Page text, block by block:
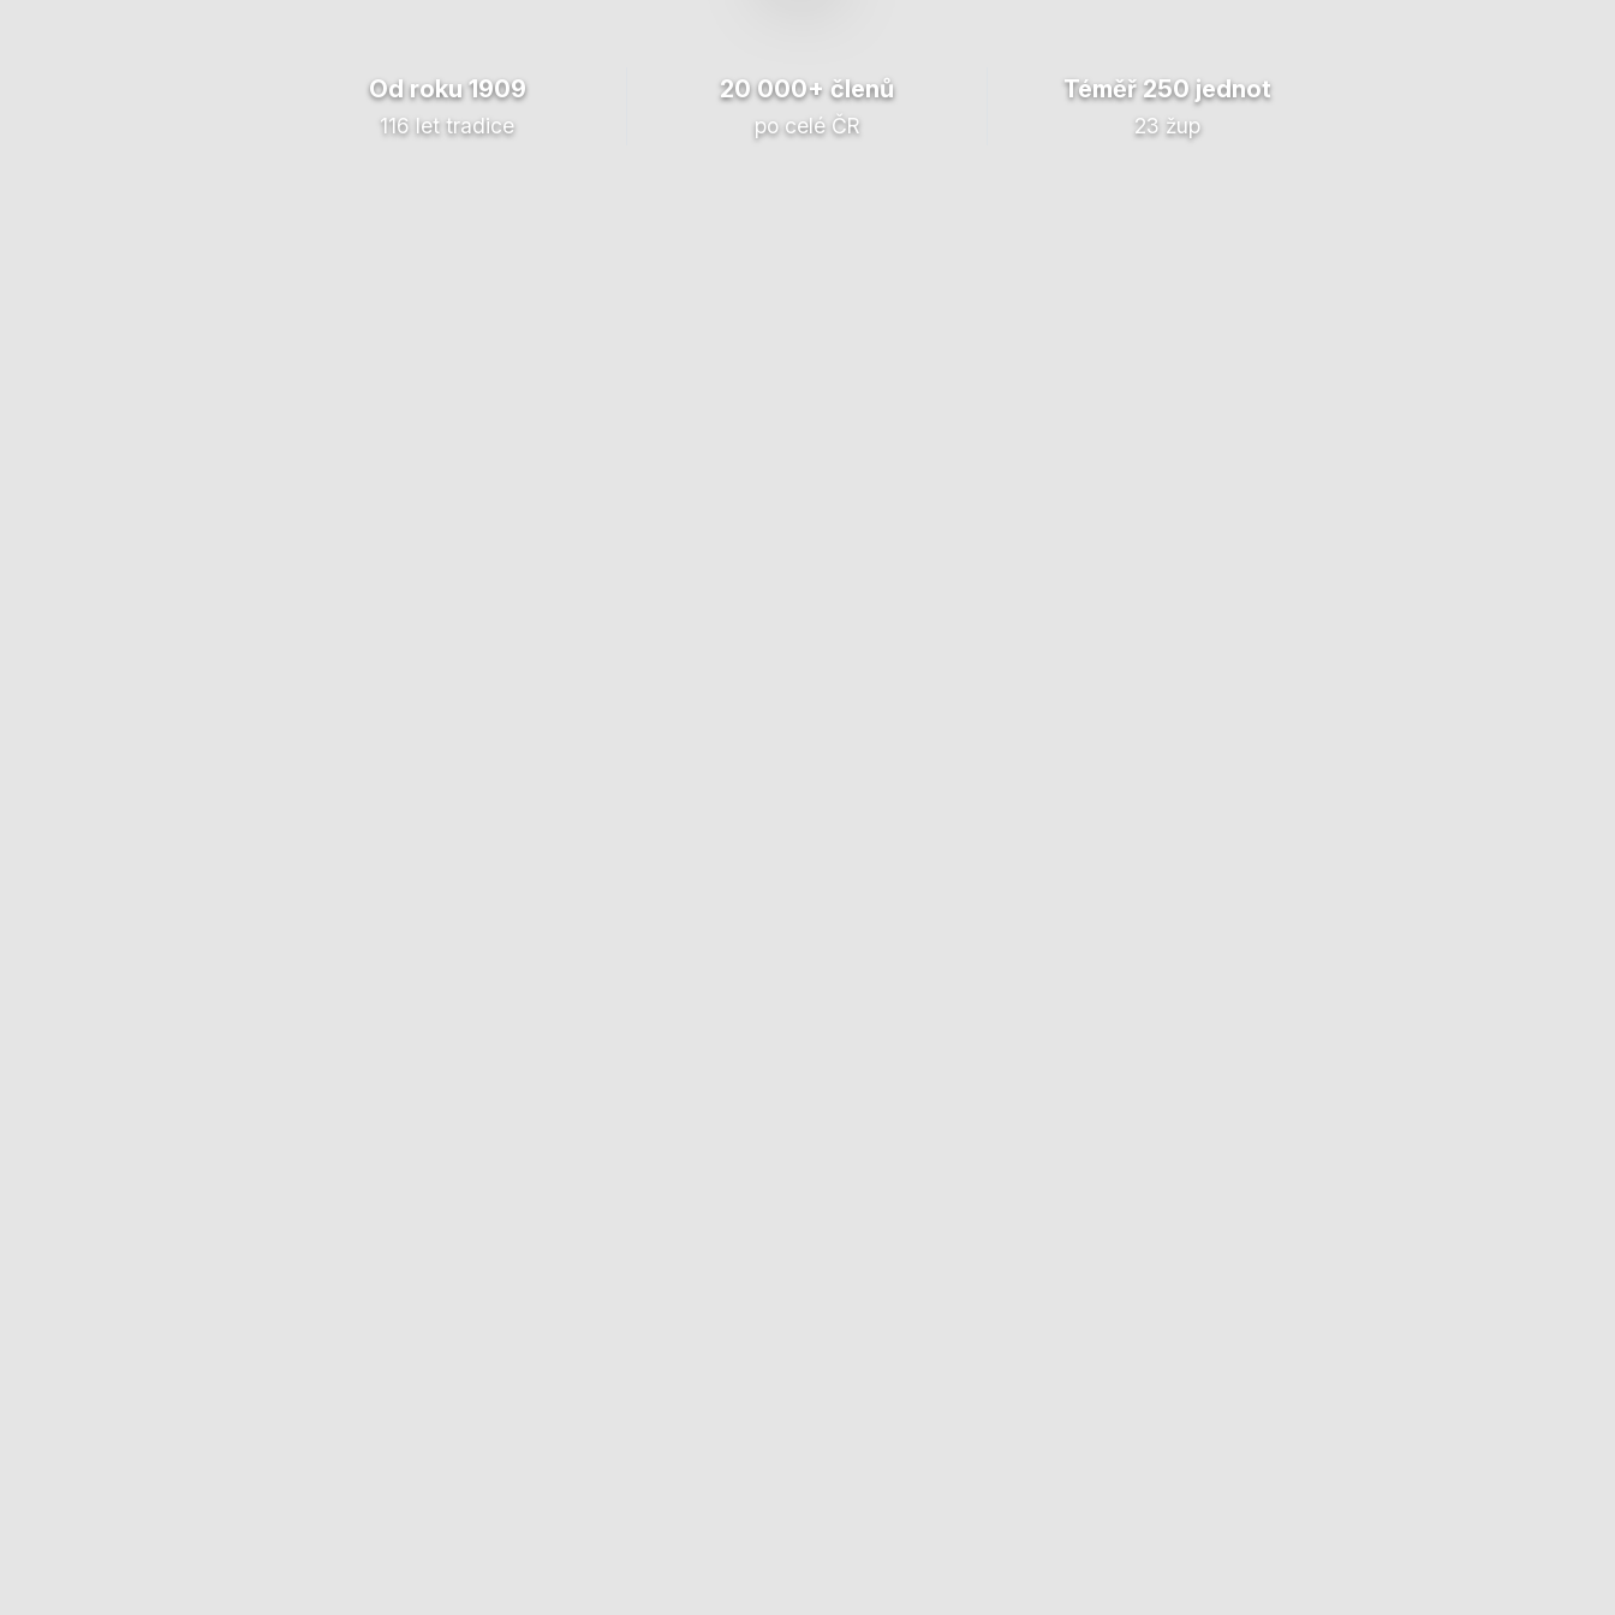
Od roku 1909
116 let tradice
20 000+ členů
po celé ČR
Téměř 250 jednot
23 žup